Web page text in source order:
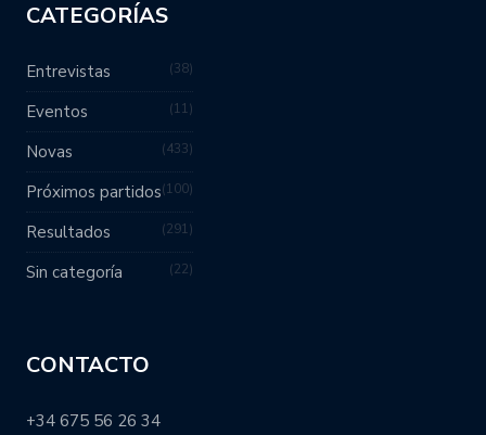
CATEGORÍAS
Entrevistas 38
Eventos 11
Novas 433
Próximos partidos 100
Resultados 291
Sin categoría 22
CONTACTO
+34 675 56 26 34